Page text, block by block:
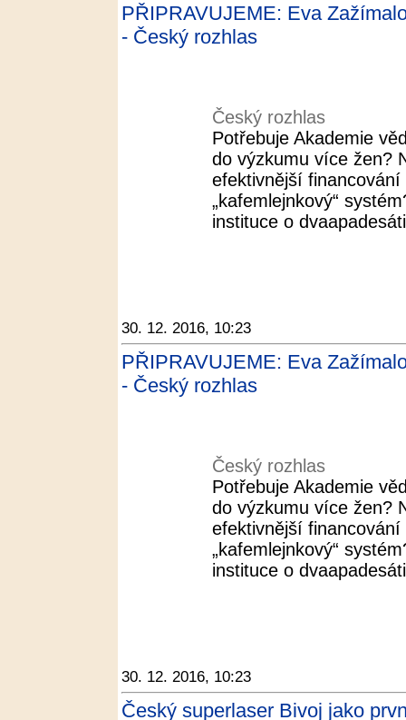
PŘIPRAVUJEME: Eva
- Český rozhlas
Český rozhlas
Potřebuje Akademie
do výzkumu více žen?
efektivnější
„kafemlejnkový“
instituce o
30. 12. 2016, 10:23
PŘIPRAVUJEME: Eva
- Český rozhlas
Český rozhlas
Potřebuje Akademie
do výzkumu více žen?
efektivnější
„kafemlejnkový“
instituce o
30. 12. 2016, 10:23
Český superlaser Bivoj jako